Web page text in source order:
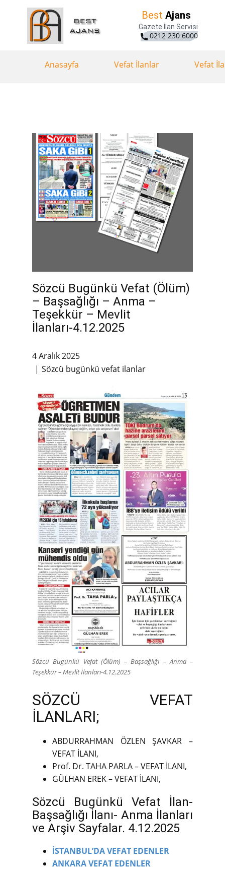
Best Ajans
Gazete İlan Servisi
0212 230 6000
Anasayfa Vefat İlanlar Vefat
Sözcü Bugünkü Vefat (Ölüm)
– Başsağlığı – Anma –
Teşekkür – Mevlit
İlanları-4.12.2025
4 Aralık 2025
Sözcü bugünkü vefat ilanlar
Sözcü Bugünkü Vefat (Ölüm) – Başsağlığı – Anma –
Teşekkür – Mevlit İlanları-4.12.2025
SÖZCÜ VEFAT
İLANLARI;
ABDURRAHMAN ÖZLEN ŞAVKAR –
VEFAT İLANI,
Prof. Dr. TAHA PARLA – VEFAT İLANI,
GÜLHAN EREK – VEFAT İLANI,
Sözcü Bugünkü Vefat İlan-
Başsağlığı İlanı- Anma İlanları
ve Arşiv Sayfalar. 4.12.2025
İSTANBUL’DA VEFAT EDENLER
ANKARA VEFAT EDENLER